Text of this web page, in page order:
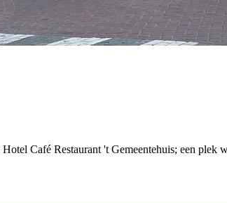
Café Restaurant 't Gemeentehuis; een